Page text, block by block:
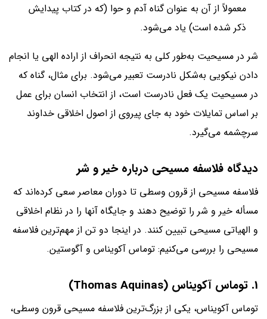
معمولاً از آن به عنوان گناه آدم و حوا (که در کتاب پیدایش
ذکر شده است) یاد می‌شود.
شر در مسیحیت به‌طور کلی به نتیجه انحراف از اراده الهی یا انجام
دادن نیکویی به‌شکل نادرست تعبیر می‌شود. برای مثال، گناه که
در مسیحیت یک فعل نادرست است، از انتخاب انسان برای عمل
بر اساس تمایلات خود به جای پیروی از اصول اخلاقی خداوند
سرچشمه می‌گیرد.
دیدگاه فلاسفه مسیحی درباره خیر و شر
فلاسفه مسیحی از قرون وسطی تا دوران معاصر سعی کرده‌اند که
مسأله خیر و شر را توضیح دهند و جایگاه آنها را در نظام اخلاقی
و الهیاتی مسیحی تبیین کنند. در اینجا دو تن از مهم‌ترین فلاسفه
مسیحی را بررسی می‌کنیم: توماس آکویناس و آگوستین.
1. توماس آکویناس (Thomas Aquinas)
توماس آکویناس، یکی از بزرگ‌ترین فلاسفه مسیحی قرون وسطی،